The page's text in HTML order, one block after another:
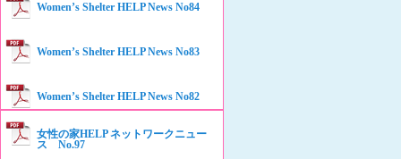
Women’s Shelter HELP News No84
Women’s Shelter HELP News No83
Women’s Shelter HELP News No82
Women’s Shelter HELP News No81
女性の家HELP ネットワークニュー
ス No.97